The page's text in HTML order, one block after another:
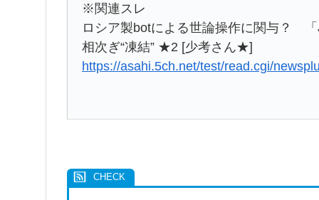
※関連スレ
ロシア製botによる世論操作に関与？
相次ぎ“凍結” ★2 [少考さん★]
https://asahi.5ch.net/test/read.cgi/